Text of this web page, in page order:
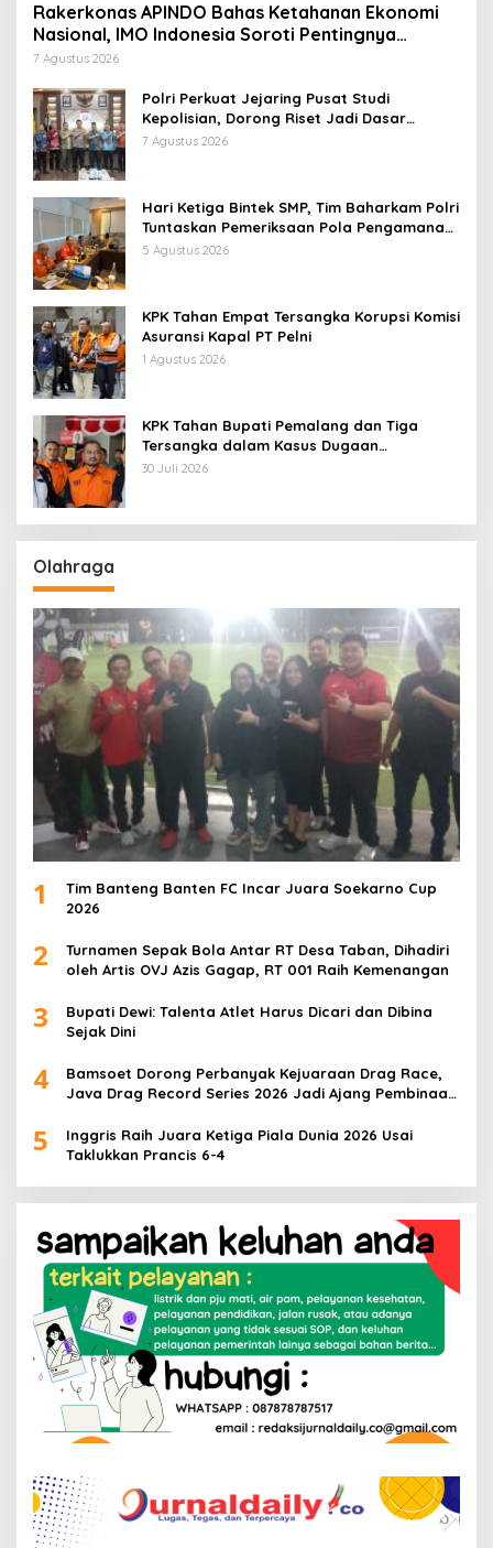
Rakerkonas APINDO Bahas Ketahanan Ekonomi
Nasional, IMO Indonesia Soroti Pentingnya
Kolaborasi Lintas Sektor
7 Agustus 2026
Polri Perkuat Jejaring Pusat Studi
Kepolisian, Dorong Riset Jadi Dasar
Kebijakan dan Inovasi
7 Agustus 2026
Hari Ketiga Bintek SMP, Tim Baharkam Polri
Tuntaskan Pemeriksaan Pola Pengamanan
Pertamina Patra Niaga Jabar
5 Agustus 2026
KPK Tahan Empat Tersangka Korupsi Komisi
Asuransi Kapal PT Pelni
1 Agustus 2026
KPK Tahan Bupati Pemalang dan Tiga
Tersangka dalam Kasus Dugaan
Pemerasan
30 Juli 2026
Olahraga
1
Tim Banteng Banten FC Incar Juara Soekarno Cup
2026
2
Turnamen Sepak Bola Antar RT Desa Taban, Dihadiri
oleh Artis OVJ Azis Gagap, RT 001 Raih Kemenangan
3
Bupati Dewi: Talenta Atlet Harus Dicari dan Dibina
Sejak Dini
4
Bamsoet Dorong Perbanyak Kejuaraan Drag Race,
Java Drag Record Series 2026 Jadi Ajang Pembinaan
5
Inggris Raih Juara Ketiga Piala Dunia 2026 Usai
Taklukkan Prancis 6-4